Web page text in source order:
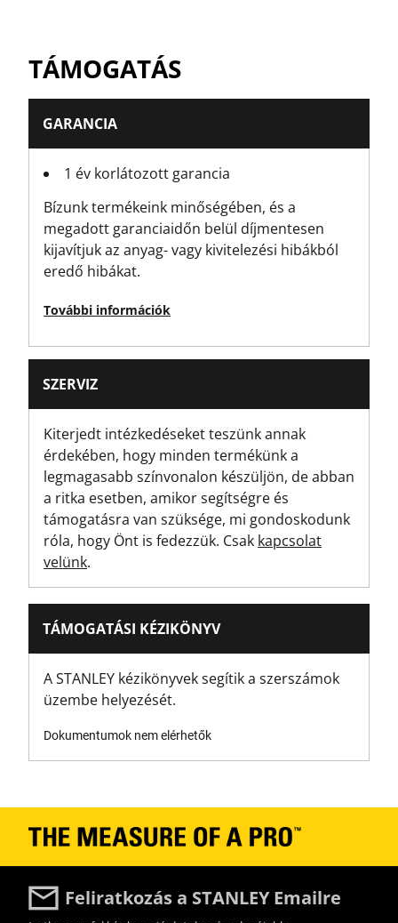
30
Termék hossza [mm]
Termék csomagolási stílusa
Függő kártya
Termékcsomag mennyisége
6
49
Termék szélessége [mm]
46
PZ fej típusa
PZ0
Csavarhúzó fogantyú típusa
Kettősanyag
Fiók hossza
PZ
Szabványok/normák
ISO 8764-1, ISO 8764-2
TÁMOGATÁS
GARANCIA
1 év korlátozott garancia
Bízunk termékeink minőségében, és a
megadott garanciaidőn belül díjmentesen
kijavítjuk az anyag- vagy kivitelezési hibákból
eredő hibákat.
További információk
SZERVIZ
Kiterjedt intézkedéseket teszünk annak
érdekében, hogy minden termékünk a
legmagasabb színvonalon készüljön, de abban
a ritka esetben, amikor segítségre és
támogatásra van szüksége, mi gondoskodunk
róla, hogy Önt is fedezzük. Csak kapcsolat
velünk.
TÁMOGATÁSI KÉZIKÖNYV
A STANLEY kézikönyvek segítik a szerszámok
üzembe helyezését.
Dokumentumok nem elérhetők
Feliratkozás a STANLEY Emailre